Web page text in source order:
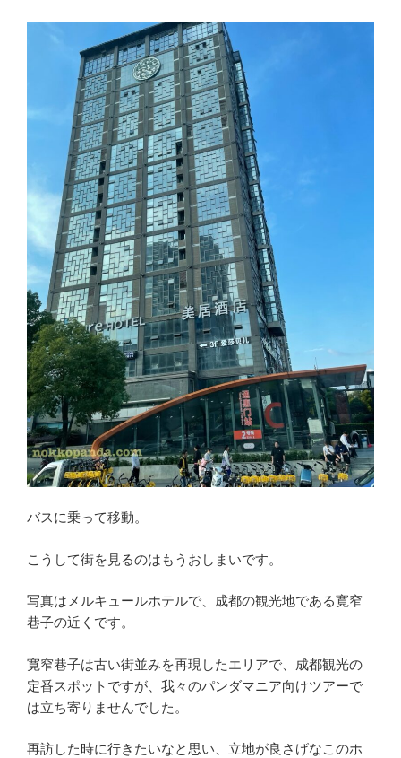
バスに乗って移動。
こうして街を見るのはもうおしまいです。
写真はメルキュールホテルで、成都の観光地である寛窄
巷子の近くです。
寛窄巷子は古い街並みを再現したエリアで、成都観光の
定番スポットですが、我々のパンダマニア向けツアーで
は立ち寄りませんでした。
再訪した時に行きたいなと思い、立地が良さげなこのホ